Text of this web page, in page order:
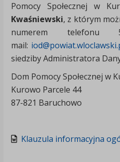
Pomocy Społecznej w
Kwaśniewski, z którym
numerem telefonu
mail:
siedziby Administratora
Dom Pomocy Społecznej w
Kurowo Parcele 44
87-821 Baruchowo
Klauzula informacyjna